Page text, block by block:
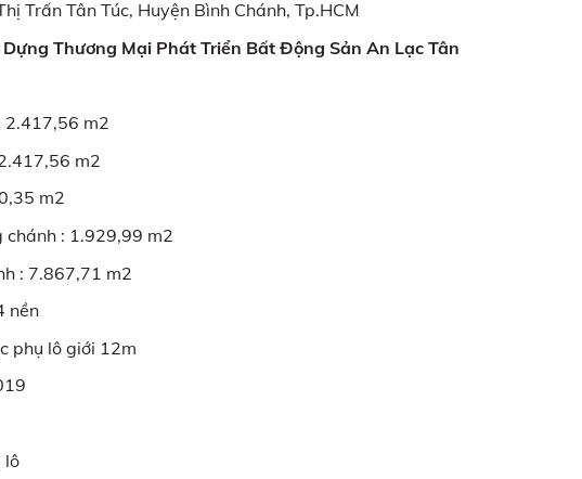
Trấn Tân Túc, Huyện Bình Chánh, Tp.HCM
Dựng Thương Mại Phát Triển Bất Động Sản An Lạc Tân
2.417,56 m2
m2
m2
chánh : 1.929,99 m2
: 7.867,71 m2
nền
phụ lô giới 12m
lô